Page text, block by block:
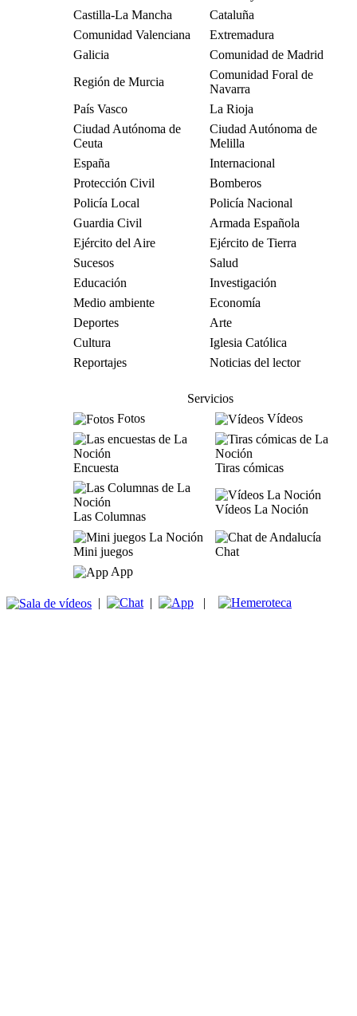
Castilla-La Mancha
Cataluña
Comunidad Valenciana
Extremadura
Galicia
Comunidad de Madrid
Región de Murcia
Comunidad Foral de
Navarra
País Vasco
La Rioja
Ciudad Autónoma de
Ceuta
Ciudad Autónoma de
Melilla
España
Internacional
Protección Civil
Bomberos
Policía Local
Policía Nacional
Guardia Civil
Armada Española
Ejército del Aire
Ejército de Tierra
Sucesos
Salud
Educación
Investigación
Medio ambiente
Economía
Deportes
Arte
Cultura
Iglesia Católica
Reportajes
Noticias del lector
Servicios
Fotos
Vídeos
Encuesta Tiras cómicas
Las Columnas
Vídeos La Noción
Mini juegos
Chat
App
| | |